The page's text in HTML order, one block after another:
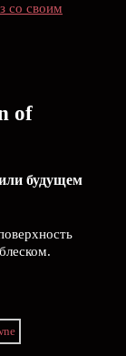
со своим
of
будущем